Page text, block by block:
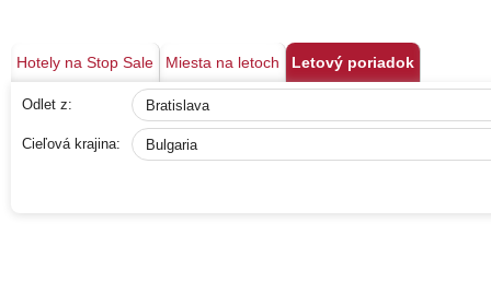
Hotely na Stop Sale Miesta na letoch Letový poriadok
Odlet z:
Cieľová krajina: